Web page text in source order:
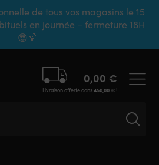
de tous vos magasins le 15
en journée – fermeture 18H
😎🍹
0,00 €
Livraison offerte dans450,00 €!